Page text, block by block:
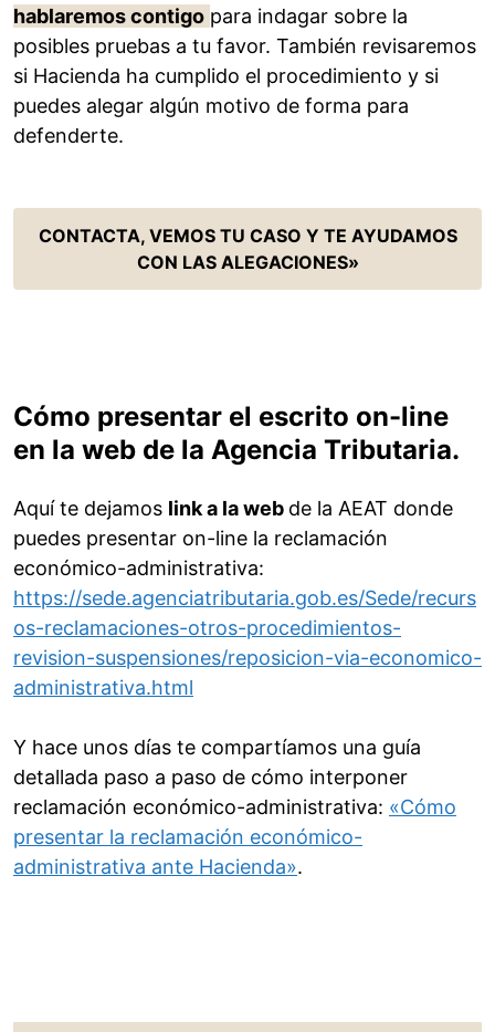
hablaremos contigo para indagar sobre la
posibles pruebas a tu favor. También revisaremos
si Hacienda ha cumplido el procedimiento y si
puedes alegar algún motivo de forma para
defenderte.
CONTACTA, VEMOS TU CASO Y TE AYUDAMOS
CON LAS ALEGACIONES»
Cómo presentar el escrito on-line
en la web de la Agencia Tributaria.
Aquí te dejamos link a la web de la AEAT donde
puedes presentar on-line la reclamación
económico-administrativa:
https://sede.agenciatributaria.gob.es/Sede/recurs
os-reclamaciones-otros-procedimientos-
revision-suspensiones/reposicion-via-economico-
administrativa.html
Y hace unos días te compartíamos una guía
detallada paso a paso de cómo interponer
reclamación económico-administrativa: «Cómo
presentar la reclamación económico-
administrativa ante Hacienda».